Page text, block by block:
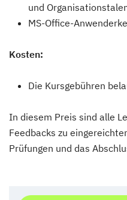
und
MS-Office-
Kosten:
Die Kursgebühren
In diesem Preis sind alle
Feedbacks zu
Prüfungen und das